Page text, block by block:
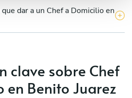
dar a un Chef a Domicilio en
clave sobre Chef
en Benito Juarez